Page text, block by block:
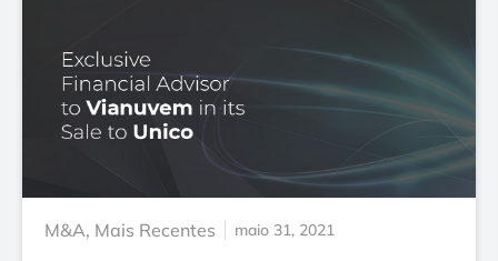
M&A, Mais Recentes maio 31, 2021